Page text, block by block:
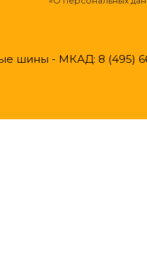
шины - МКАД: 8 (495)